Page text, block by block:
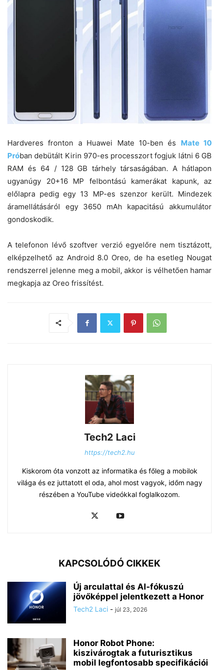
Hardveres fronton a Huawei Mate 10-ben és Mate 10
Próban debütált Kirin 970-es processzort fogjuk látni 6 GB
RAM és 64 / 128 GB tárhely társaságában. A hátlapon
ugyanúgy 20+16 MP felbontású kamerákat kapunk, az
előlapra pedig egy 13 MP-es szenzor került. Mindezek
áramellátásáról egy 3650 mAh kapacitású akkumulátor
gondoskodik.
A telefonon lévő szoftver verzió egyelőre nem tisztázott,
elképzelhető az Android 8.0 Oreo, de ha esetleg Nougat
rendszerrel jelenne meg a mobil, akkor is vélhetően hamar
megkapja az Oreo frissítést.
Tech2 Laci
https://tech2.hu
Kiskorom óta vonzott az informatika és főleg a mobilok
világa és ez juttatott el oda, ahol most vagyok, időm nagy
részében a YouTube videókkal foglalkozom.
KAPCSOLÓDÓ CIKKEK
Új arculattal és AI-fókuszú
jövőképpel jelentkezett a Honor
Tech2 Laci - júl 23, 2026
Honor Robot Phone:
kiszivárogtak a futurisztikus
mobil legfontosabb specifikációi